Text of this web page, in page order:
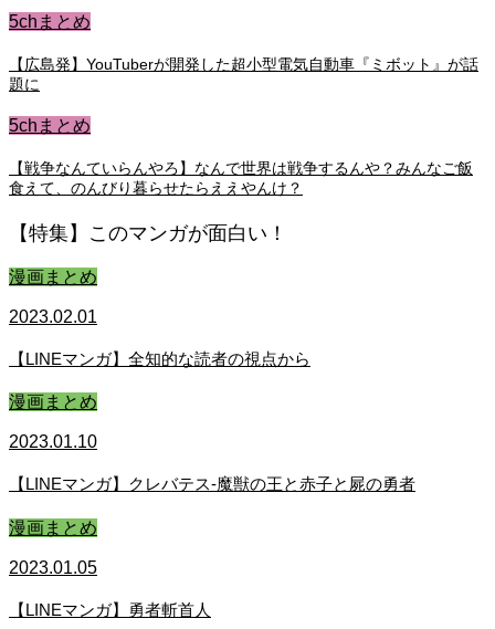
5chまとめ
【広島発】YouTuberが開発した超小型電気自動車『ミボット』が話
題に
5chまとめ
【戦争なんていらんやろ】なんで世界は戦争するんや？みんなご飯
食えて、のんびり暮らせたらええやんけ？
【特集】このマンガが面白い！
漫画まとめ
2023.02.01
【LINEマンガ】全知的な読者の視点から
漫画まとめ
2023.01.10
【LINEマンガ】クレバテス-魔獣の王と赤子と屍の勇者
漫画まとめ
2023.01.05
【LINEマンガ】勇者斬首人